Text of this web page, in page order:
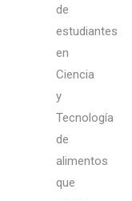
de
estudiantes
en
Ciencia
y
Tecnología
de
alimentos
que